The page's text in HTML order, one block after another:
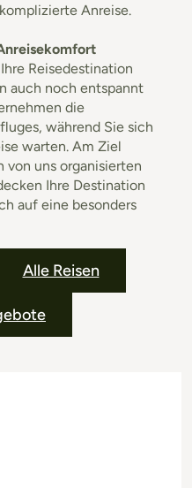
Anreise.
Reisedestination
auch noch entspannt
die
während Sie sich
warten. Am Ziel
von uns organisierten
Ihre Destination
auf eine besonders
Alle Reisen